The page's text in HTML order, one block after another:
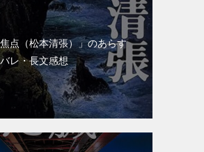
点（松本清張）」のあらす
レ・長文感想